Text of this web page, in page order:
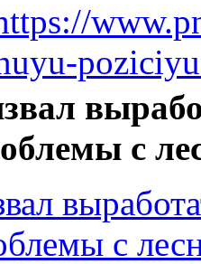
с
с